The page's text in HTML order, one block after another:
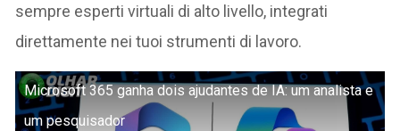
sempre esperti virtuali di alto livello, integrati
direttamente nei tuoi strumenti di lavoro.
Microsoft 365 ganha dois ajudantes de IA: um analista e
um pesquisador